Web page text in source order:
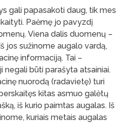
gali papasakoti daug, tik mes
Paėmę jo pavyzdį
Viena dalis duomenų –
jos sužinome augalo vardą,
informaciją. Tai –
negali būti parašyta atsainiai.
nuorodą (radavietę) turi
kitas asmuo galėtų
iš kurio paimtas augalas. Iš
kuriais metais augalas